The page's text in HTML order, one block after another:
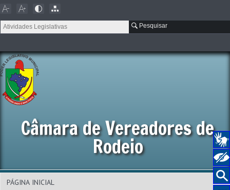
Pesquisar
Câmara de Vereadores de
Rodeio